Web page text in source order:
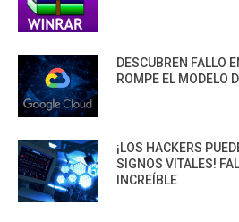
DESCUBREN FALLO
ROMPE EL MODELO
¡LOS HACKERS
SIGNOS VITALES!
INCREÍBLE